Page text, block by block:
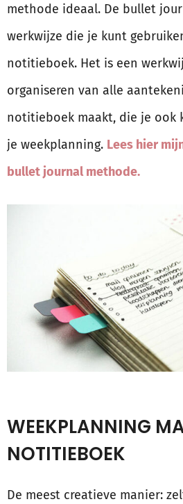
methode ideaal. De bullet
werkwijze die je kunt
notitieboek. Het is een
organiseren van alle
notitieboek maakt, die je ook
je weekplanning. Lees hier
bullet journal methode.
WEEKPLANNING
NOTITIEBOEK
De meest creatieve manier: